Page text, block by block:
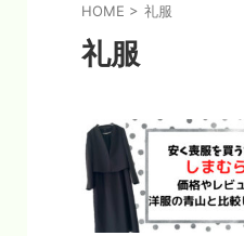
HOME > 礼服
礼服